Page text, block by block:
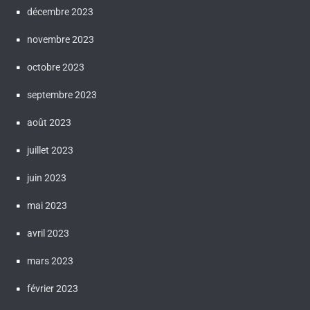
décembre 2023
novembre 2023
octobre 2023
septembre 2023
août 2023
juillet 2023
juin 2023
mai 2023
avril 2023
mars 2023
février 2023